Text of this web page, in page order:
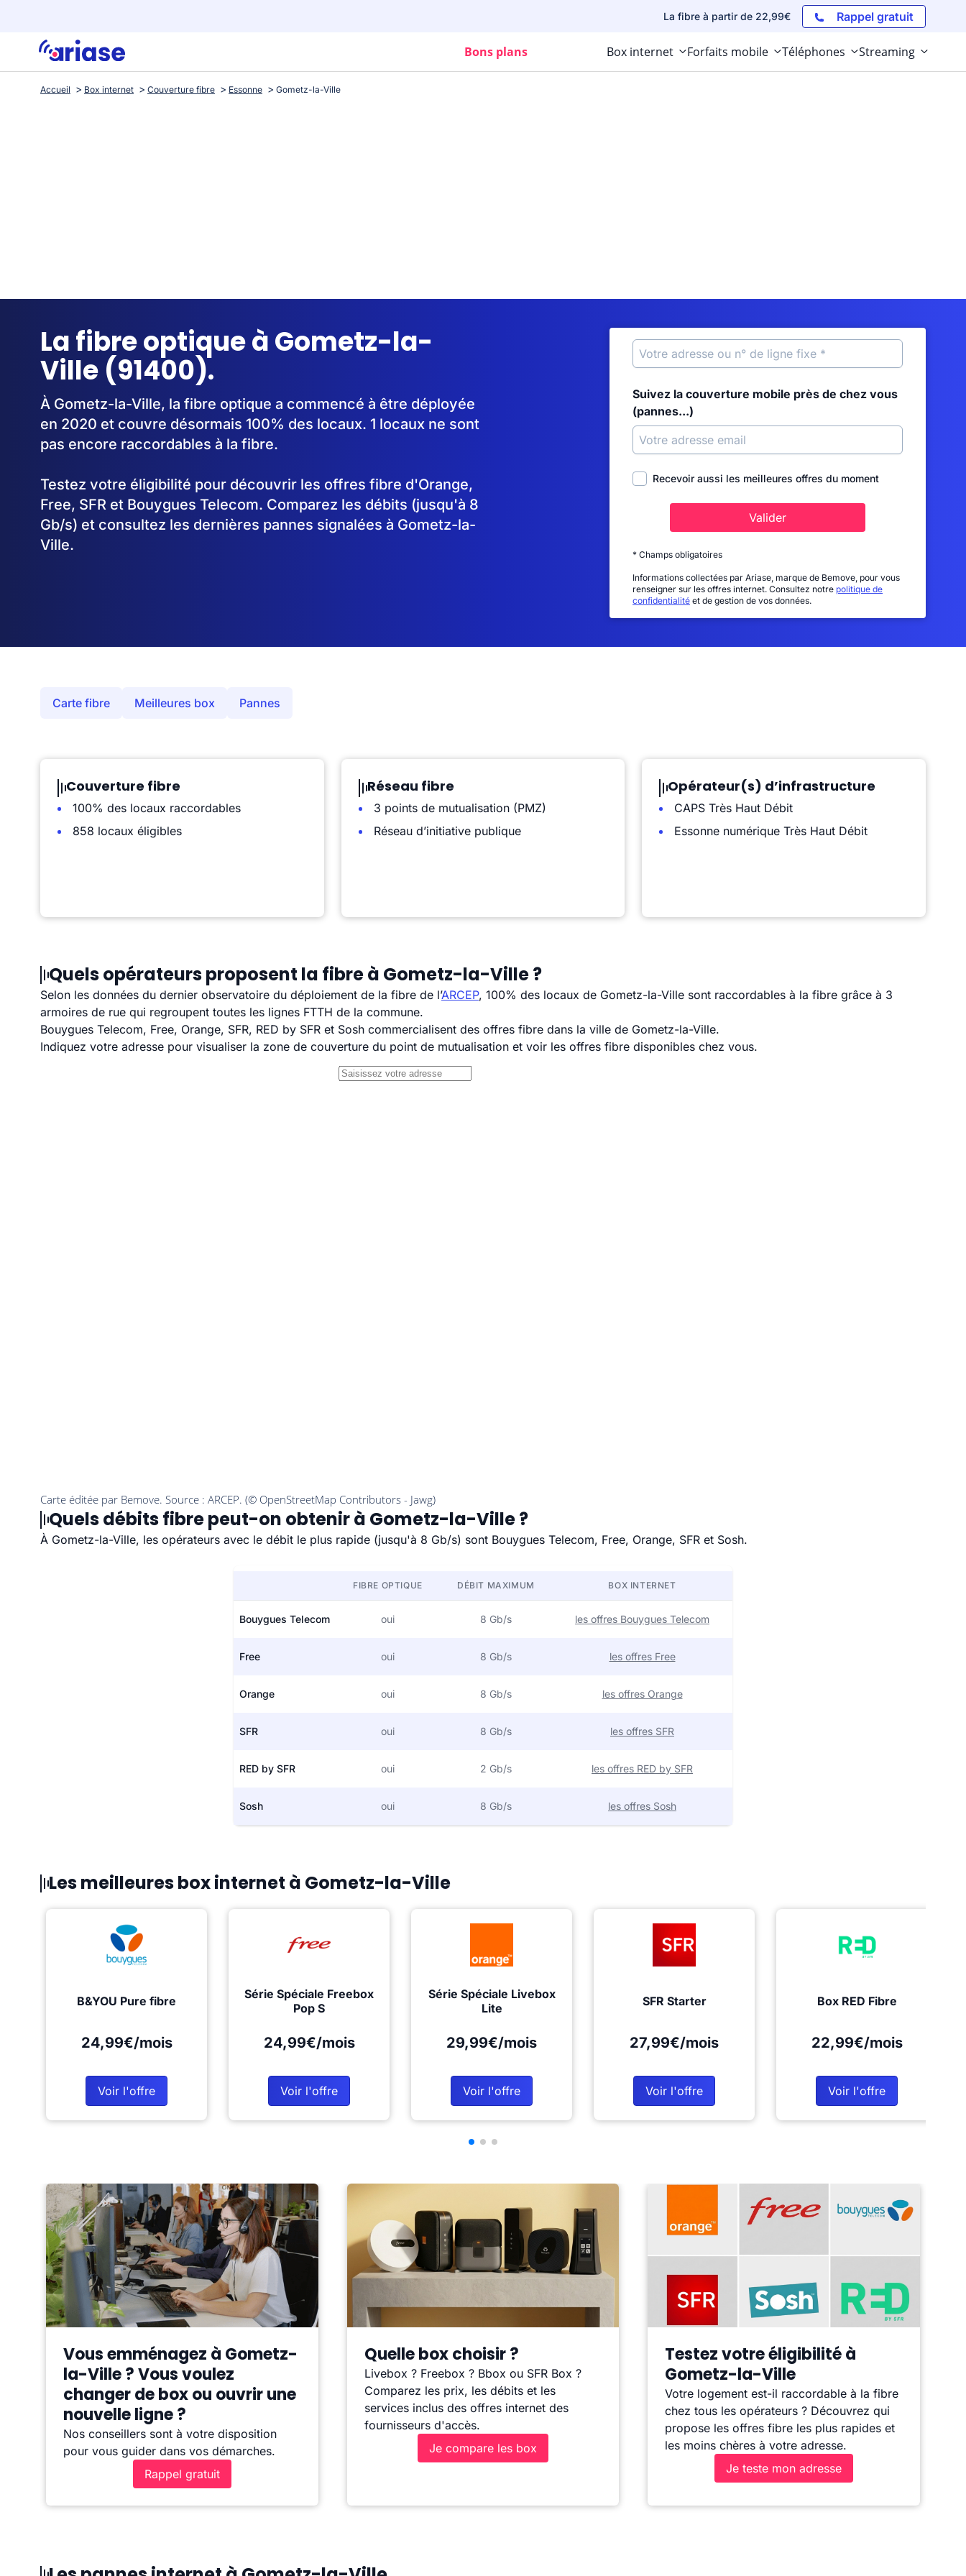
La fibre à partir de 22,99€ Rappel gratuit
Bons plans Box internet Forfaits mobile Téléphones Streaming
Accueil Box internet Couverture fibre Essonne Gometz-la-Ville
La fibre optique à Gometz-la-
Ville (91400).
À Gometz-la-Ville, la fibre optique a commencé à être déployée
en 2020 et couvre désormais 100% des locaux. 1 locaux ne sont
pas encore raccordables à la fibre.
Testez votre éligibilité pour découvrir les offres fibre d'Orange,
Free, SFR et Bouygues Telecom. Comparez les débits (jusqu'à 8
Gb/s) et consultez les dernières pannes signalées à Gometz-la-
Ville.
Suivez la couverture mobile près de chez vous
(pannes...)
Recevoir aussi les meilleures offres du moment
Valider
* Champs obligatoires
Informations collectées par Ariase, marque de Bemove, pour vous
renseigner sur les offres internet. Consultez notre politique de
confidentialité et de gestion de vos données.
Carte fibre Meilleures box Pannes
Couverture fibre
100% des locaux raccordables
858 locaux éligibles
Réseau fibre
3 points de mutualisation (PMZ)
Réseau d’initiative publique
Opérateur(s) d’infrastructure
CAPS Très Haut Débit
Essonne numérique Très Haut Débit
Quels opérateurs proposent la fibre à Gometz-la-Ville ?
Selon les données du dernier observatoire du déploiement de la fibre de l’ARCEP, 100% des locaux de Gometz-la-Ville sont raccordables à la fibre grâce à 3
armoires de rue qui regroupent toutes les lignes FTTH de la commune.
Bouygues Telecom, Free, Orange, SFR, RED by SFR et Sosh commercialisent des offres fibre dans la ville de Gometz-la-Ville.
Indiquez votre adresse pour visualiser la zone de couverture du point de mutualisation et voir les offres fibre disponibles chez vous.
Quels débits fibre peut-on obtenir à Gometz-la-Ville ?
À Gometz-la-Ville, les opérateurs avec le débit le plus rapide (jusqu'à 8 Gb/s) sont Bouygues Telecom, Free, Orange, SFR et Sosh.
FIBRE OPTIQUE DÉBIT MAXIMUM BOX INTERNET
Bouygues Telecom oui 8 Gb/s les offres Bouygues Telecom
Free oui 8 Gb/s les offres Free
Orange oui 8 Gb/s les offres Orange
SFR oui 8 Gb/s les offres SFR
RED by SFR oui 2 Gb/s les offres RED by SFR
Sosh oui 8 Gb/s les offres Sosh
Les meilleures box internet à Gometz-la-Ville
B&YOU Pure fibre
24,99€/mois
Voir l'offre
Série Spéciale Freebox
Pop S
24,99€/mois
Voir l'offre
Série Spéciale Livebox
Lite
29,99€/mois
Voir l'offre
SFR Starter
27,99€/mois
Voir l'offre
Box RED Fibre
22,99€/mois
Voir l'offre
Vous emménagez à Gometz-
la-Ville ? Vous voulez
changer de box ou ouvrir une
nouvelle ligne ?
Nos conseillers sont à votre disposition
pour vous guider dans vos démarches.
Rappel gratuit
Quelle box choisir ?
Livebox ? Freebox ? Bbox ou SFR Box ?
Comparez les prix, les débits et les
services inclus des offres internet des
fournisseurs d'accès.
Je compare les box
Testez votre éligibilité à
Gometz-la-Ville
Votre logement est-il raccordable à la fibre
chez tous les opérateurs ? Découvrez qui
propose les offres fibre les plus rapides et
les moins chères à votre adresse.
Je teste mon adresse